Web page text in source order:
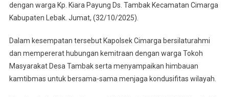
Tokoh
dengan warga Kp. Kiara Payung Ds. Tambak Kecamatan Cimarga
Kabupaten Lebak. Jumat, (32/10/2025).
Dalam kesempatan tersebut Kapolsek Cimarga bersilaturahmi
dan mempererat hubungan kemitraan dengan warga Tokoh
Masyarakat Desa Tambak serta menyampaikan himbauan
kamtibmas untuk bersama-sama menjaga kondusifitas wilayah.